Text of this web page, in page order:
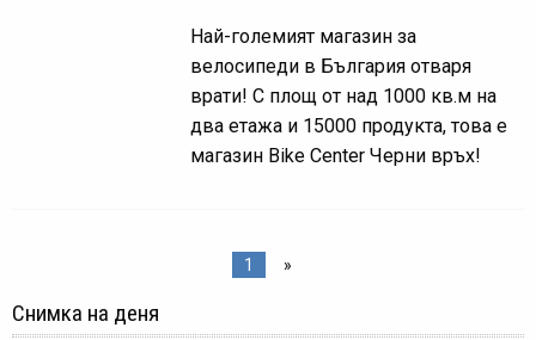
Най-големият магазин за
велосипеди в България отваря
врати! С площ от над 1000 кв.м на
два етажа и 15000 продукта, това е
магазин Bike Center Черни връх!
1 »
Снимка на деня